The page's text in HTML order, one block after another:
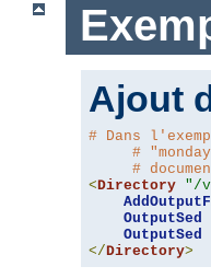
Ajout
# Dans
#
#
<Directory "/
OutputSed
OutputSed
</Directory>